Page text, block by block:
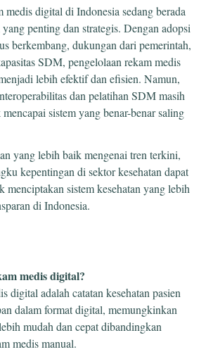
medis digital di Indonesia sedang berada
penting dan strategis. Dengan adopsi
berkembang, dukungan dari pemerintah,
SDM, pengelolaan rekam medis
lebih efektif dan efisien. Namun,
dan pelatihan SDM masih
sistem yang benar-benar saling
yang lebih baik mengenai tren terkini,
kepentingan di sektor kesehatan dapat
menciptakan sistem kesehatan yang lebih
di Indonesia.
medis digital?
digital adalah catatan kesehatan pasien
dalam format digital, memungkinkan
mudah dan cepat dibandingkan
medis manual.